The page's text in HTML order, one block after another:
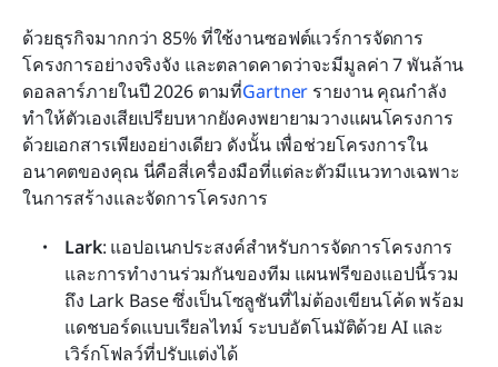
ด้วยธุรกิจมากกว่า 85% ที่ใช้งานซอฟต์แวร์การจัดการ
โครงการอย่างจริงจัง และตลาดคาดว่าจะมีมูลค่า 7 พันล้าน
ดอลลาร์ภายในปี 2026 ตามที่Gartner รายงาน คุณกำลัง
ทำให้ตัวเองเสียเปรียบหากยังคงพยายามวางแผนโครงการ
ด้วยเอกสารเพียงอย่างเดียว ดังนั้น เพื่อช่วยโครงการใน
อนาคตของคุณ นี่คือสี่เครื่องมือที่แต่ละตัวมีแนวทางเฉพาะ
ในการสร้างและจัดการโครงการ
Lark: แอปอเนกประสงค์สำหรับการจัดการโครงการ
และการทำงานร่วมกันของทีม แผนฟรีของแอปนี้รวม
ถึง Lark Base ซึ่งเป็นโซลูชันที่ไม่ต้องเขียนโค้ด พร้อม
แดชบอร์ดแบบเรียลไทม์ ระบบอัตโนมัติด้วย AI และ
เวิร์กโฟลว์ที่ปรับแต่งได้